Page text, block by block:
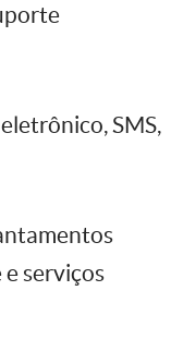
SMS,
serviços